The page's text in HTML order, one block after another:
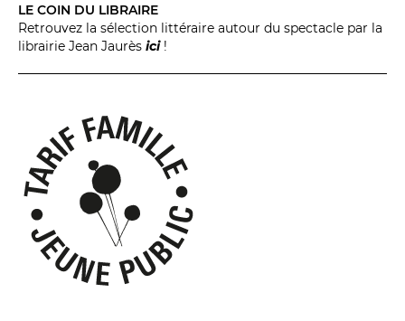
LE COIN DU LIBRAIRE
Retrouvez la sélection littéraire autour du spectacle par la
librairie Jean Jaurès ici!